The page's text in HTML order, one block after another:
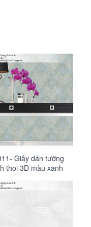
củagiấy dán
sản
Giấy dán tường
thoi 3D màu xanh
Giấy dán tường
sọc ngắn trơn đơn